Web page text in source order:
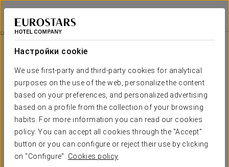
Настройки cookie
We use first-party and third-party cookies for analytical
purposes on the use of the web, personalize the content
based on your preferences, and personalized advertising
based on a profile from the collection of your browsing
habits. For more information you can read our cookies
policy. You can accept all cookies through the "Accept"
button or you can configure or reject their use by clicking
on "Configure". Cookies policy
Eurostars Ocean Marbella
МАРБЕЛЬЯ
Биоу Комнаты
Оживите свои клетки в комнатах Biow - Antiox Regen
Представляем комнаты Biow - Antiox Regen, в которых
используется самая современная система,
предназначенная для укрепления здоровья и повышения
жизненного тонуса. В системе Biow используются
передовые технологии для восстановления организма на
клеточном уровне и поддержания оптимального состояния